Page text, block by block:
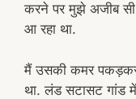
करने पर मुझे अजीब सी
आ रहा था.
मैं उसकी कमर पकड़कर
था. लंड सटासट गांड